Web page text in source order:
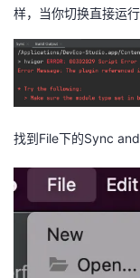
样，当你切换直接运
找到File下的Sync